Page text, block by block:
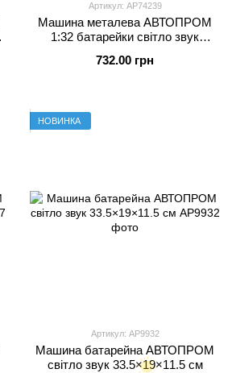
Артикул: AP74239
Машина металева АВТОПРОМ
1:32 батарейки світло звук
732.00 грн
НОВИНКА
Артикул: AP9932
Машина батарейна АВТОПРОМ
світло звук 33.5×19×11.5 см